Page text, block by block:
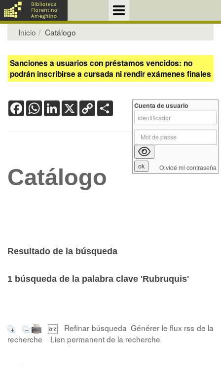
Inicio Catálogo
Sanciones a usuarios con préstamos vencidos: no
podrán inscribirse a cursada ni rendir exámenes finales
FacebookWhatsApp
LinkedIn
X Copy
Link
Catálogo
Resultado de la búsqueda
1 búsqueda de la palabra clave 'Rubruquis'
Refinar búsqueda Générer le flux rss de la
recherche
Lien permanent de la recherche
Cuenta de usuario
Olvidé mi contraseña